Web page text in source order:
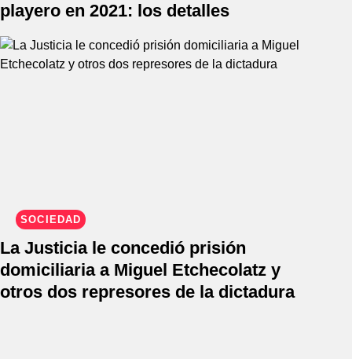
playero en 2021: los detalles
SOCIEDAD
La Justicia le concedió prisión
domiciliaria a Miguel Etchecolatz y
otros dos represores de la dictadura